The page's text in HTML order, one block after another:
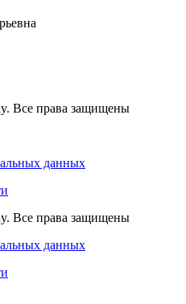
Все права защищены
данных
Все права защищены
данных